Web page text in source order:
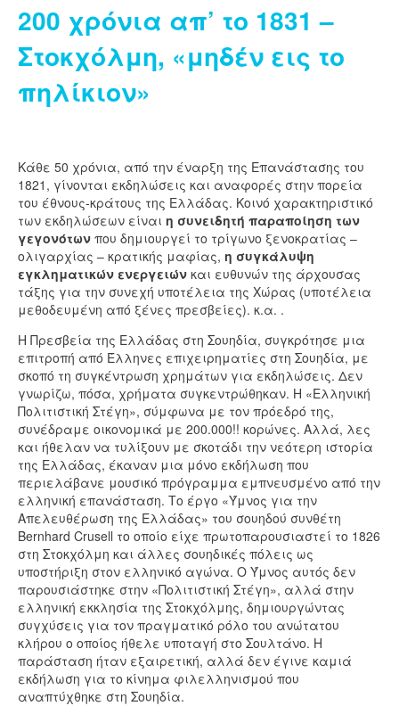
200 χρόνια απ’ το 1831 –
Στοκχόλμη, «μηδέν εις το
πηλίκιον»
Κάθε 50 χρόνια, από την έναρξη της Επανάστασης του
1821, γίνονται εκδηλώσεις και αναφορές στην πορεία
του έθνους-κράτους της Ελλάδας. Κοινό χαρακτηριστικό
των εκδηλώσεων είναι η συνειδητή παραποίηση των
γεγονότων που δημιουργεί το τρίγωνο ξενοκρατίας –
ολιγαρχίας – κρατικής μαφίας, η συγκάλυψη
εγκληματικών ενεργειών και ευθυνών της άρχουσας
τάξης για την συνεχή υποτέλεια της Χώρας (υποτέλεια
μεθοδευμένη από ξένες πρεσβείες). κ.α. .
Η Πρεσβεία της Ελλάδας στη Σουηδία, συγκρότησε μια
επιτροπή από Έλληνες επιχειρηματίες στη Σουηδία, με
σκοπό τη συγκέντρωση χρημάτων για εκδηλώσεις. Δεν
γνωρίζω, πόσα, χρήματα συγκεντρώθηκαν. Η «Ελληνική
Πολιτιστική Στέγη», σύμφωνα με τον πρόεδρό της,
συνέδραμε οικονομικά με 200.000!! κορώνες. Αλλά, λες
και ήθελαν να τυλίξουν με σκοτάδι την νεότερη ιστορία
της Ελλάδας, έκαναν μια μόνο εκδήλωση που
περιελάβανε μουσικό πρόγραμμα εμπνευσμένο από την
ελληνική επανάσταση. Το έργο «Ύμνος για την
Απελευθέρωση της Ελλάδας» του σουηδού συνθέτη
Bernhard Crusell το οποίο είχε πρωτοπαρουσιαστεί το 1826
στη Στοκχόλμη και άλλες σουηδικές πόλεις ως
υποστήριξη στον ελληνικό αγώνα. Ο Ύμνος αυτός δεν
παρουσιάστηκε στην «Πολιτιστική Στέγη», αλλά στην
ελληνική εκκλησία της Στοκχόλμης, δημιουργώντας
συγχύσεις για τον πραγματικό ρόλο του ανώτατου
κλήρου ο οποίος ήθελε υποταγή στο Σουλτάνο. Η
παράσταση ήταν εξαιρετική, αλλά δεν έγινε καμιά
εκδήλωση για το κίνημα φιλελληνισμού που
αναπτύχθηκε στη Σουηδία.